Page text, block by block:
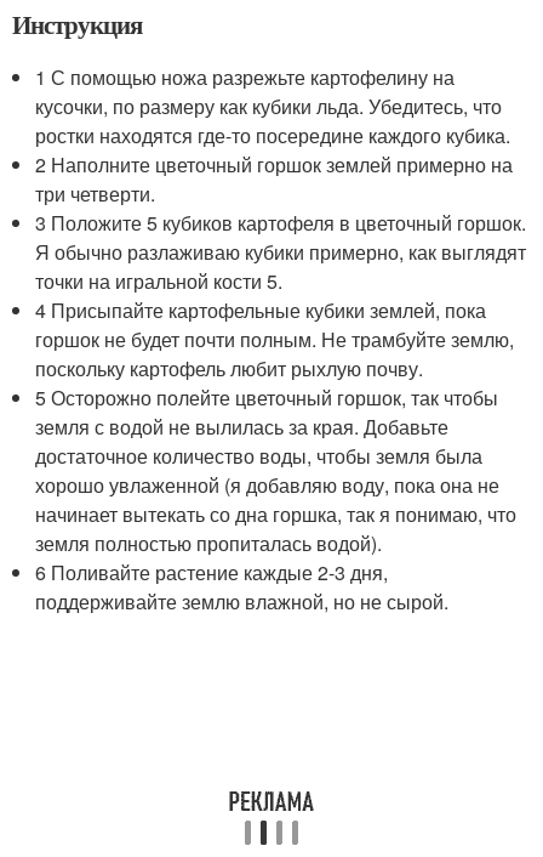
Инструкция
1 С помощью ножа разрежьте картофелину на
кусочки, по размеру как кубики льда. Убедитесь, что
ростки находятся где-то посередине каждого кубика.
2 Наполните цветочный горшок землей примерно на
три четверти.
3 Положите 5 кубиков картофеля в цветочный горшок.
Я обычно разлаживаю кубики примерно, как выглядят
точки на игральной кости 5.
4 Присыпайте картофельные кубики землей, пока
горшок не будет почти полным. Не трамбуйте землю,
поскольку картофель любит рыхлую почву.
5 Осторожно полейте цветочный горшок, так чтобы
земля с водой не вылилась за края. Добавьте
достаточное количество воды, чтобы земля была
хорошо увлаженной (я добавляю воду, пока она не
начинает вытекать со дна горшка, так я понимаю, что
земля полностью пропиталась водой).
6 Поливайте растение каждые 2-3 дня,
поддерживайте землю влажной, но не сырой.